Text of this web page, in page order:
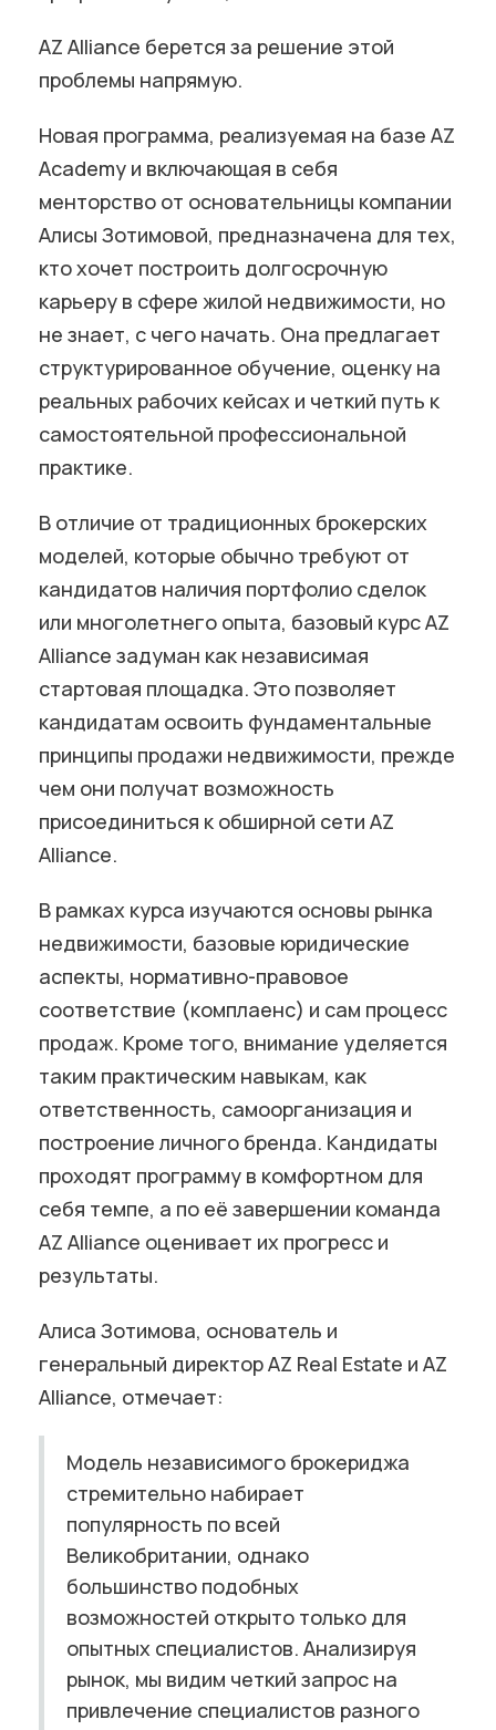
AZ Alliance берется за решение этой
проблемы напрямую.
Новая программа, реализуемая на базе AZ
Academy и включающая в себя
менторство от основательницы компании
Алисы Зотимовой, предназначена для тех,
кто хочет построить долгосрочную
карьеру в сфере жилой недвижимости, но
не знает, с чего начать. Она предлагает
структурированное обучение, оценку на
реальных рабочих кейсах и четкий путь к
самостоятельной профессиональной
практике.
В отличие от традиционных брокерских
моделей, которые обычно требуют от
кандидатов наличия портфолио сделок
или многолетнего опыта, базовый курс AZ
Alliance задуман как независимая
стартовая площадка. Это позволяет
кандидатам освоить фундаментальные
принципы продажи недвижимости, прежде
чем они получат возможность
присоединиться к обширной сети AZ
Alliance.
В рамках курса изучаются основы рынка
недвижимости, базовые юридические
аспекты, нормативно-правовое
соответствие (комплаенс) и сам процесс
продаж. Кроме того, внимание уделяется
таким практическим навыкам, как
ответственность, самоорганизация и
построение личного бренда. Кандидаты
проходят программу в комфортном для
себя темпе, а по её завершении команда
AZ Alliance оценивает их прогресс и
результаты.
Алиса Зотимова, основатель и
генеральный директор AZ Real Estate и AZ
Alliance, отмечает:
Модель независимого брокериджа
стремительно набирает
популярность по всей
Великобритании, однако
большинство подобных
возможностей открыто только для
опытных специалистов. Анализируя
рынок, мы видим четкий запрос на
привлечение специалистов разного